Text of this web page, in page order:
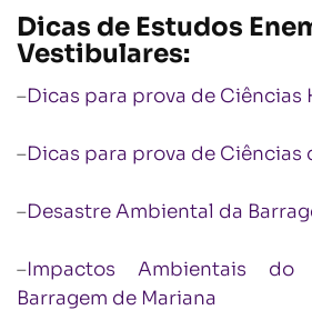
Dicas de Estudos
Vestibulares:
–Dicas para prova de Ciências
–Dicas para prova de Ciências
–Desastre Ambiental da
–Impactos Ambientais do
Barragem de Mariana